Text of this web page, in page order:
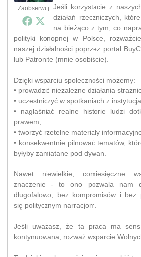
Zaobserwuj
Jeśli korzystacie z
działań rzeczniczych,
na bieżąco z tym, co
polityki konopnej w Polsce,
naszej działalności poprzez portal
lub Patronite (mnie osobiście).
Dzięki wsparciu społeczności możemy:
• prowadzić niezależne działania
• uczestniczyć w spotkaniach z
• nagłaśniać realne historie ludzi
prawem,
• tworzyć rzetelne materiały
• konsekwentnie pilnować tematów,
byłyby zamiatane pod dywan.
Nawet niewielkie, comiesięczne
znaczenie - to ono pozwala nam
długofalowo, bez kompromisów i bez
się politycznym narracjom.
Jeśli uważasz, że ta praca ma
kontynuowana, rozważ wsparcie